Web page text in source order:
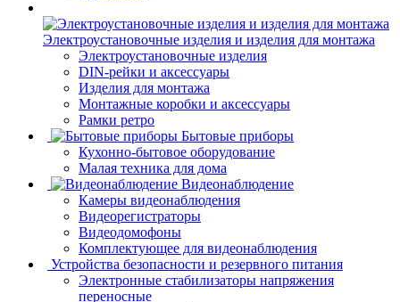
Электроустановочные изделия и изделия для монтажа
Электроустановочные изделия
DIN-рейки и аксессуары
Изделия для монтажа
Монтажные коробки и аксессуары
Рамки ретро
Бытовые приборы
Кухонно-бытовое оборудование
Малая техника для дома
Видеонаблюдение
Камеры видеонаблюдения
Видеорегистраторы
Видеодомофоны
Комплектующее для видеонаблюдения
Устройства безопасности и резервного питания
Электронные стабилизаторы напряжения
переносные